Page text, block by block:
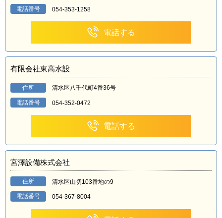
電話番号 054-353-1258
電話する
有限会社東高水設
住所 清水区八千代町4番36号
電話番号 054-352-0472
電話する
宮澤設備株式会社
住所 清水区山切103番地の9
電話番号 054-367-8004